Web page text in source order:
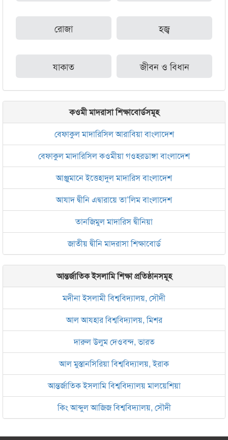
রোজা হজ্ব
যাকাত জীবন ও বিধান
কওমী মাদরাসা শিক্ষাবোর্ডসমূহ
বেফাকুল মাদারিসিল আরাবিয়া বাংলাদেশ
বেফাকুল মাদারিসিল কওমীয়া গওহরডাঙ্গা বাংলাদেশ
আঞ্জুমানে ইত্তেহাদুল মাদারিস বাংলাদেশ
আযাদ দ্বীনি এদ্বারায়ে তা’লিম বাংলাদেশ
তানজিমুল মাদারিস দ্বীনিয়া
জাতীয় দ্বীনি মাদরাসা শিক্ষাবোর্ড
আন্তর্জাতিক ইসলামি শিক্ষা প্রতিষ্ঠানসমূহ
মদীনা ইসলামী বিশ্ববিদ্যালয়, সৌদী
আল আযহার বিশ্ববিদ্যালয়, মিশর
দারুল উলুম দেওবন্দ, ভারত
আল মুস্তানসিরিয়া বিশ্ববিদ্যালয়, ইরাক
আন্তর্জাতিক ইসলামি বিশ্ববিদ্যালয় মালয়েশিয়া
কিং আব্দুল আজিজ বিশ্ববিদ্যালয়, সৌদী